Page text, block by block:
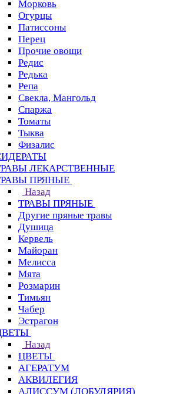
Морковь
Огурцы
Патиссоны
Перец
Прочие овощи
Редис
Редька
Репа
Свекла, Мангольд
Спаржа
Томаты
Тыква
Физалис
ЛЕКАРСТВЕННЫЕ
ПРЯНЫЕ
Назад
ТРАВЫ ПРЯНЫЕ
Другие пряные травы
Душица
Кервель
Майоран
Мелисса
Мята
Розмарин
Тимьян
Чабер
Эстрагон
Назад
ЦВЕТЫ
АГЕРАТУМ
АКВИЛЕГИЯ
АЛИССУМ (ЛОБУЛЯРИЯ)